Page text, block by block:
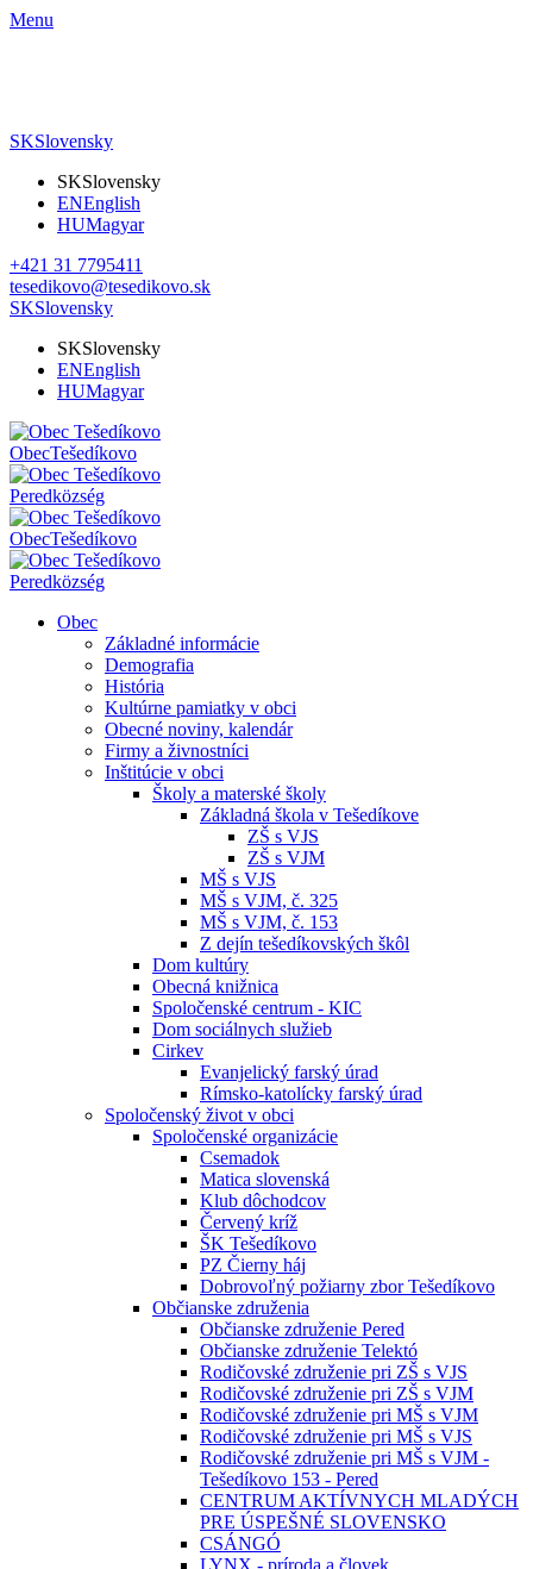
Menu
SKSlovensky
SKSlovensky
ENEnglish
HUMagyar
+421 31 7795411
tesedikovo@tesedikovo.sk
SKSlovensky
SKSlovensky
ENEnglish
HUMagyar
ObecTešedíkovo
Peredközség
ObecTešedíkovo
Peredközség
Obec
Základné informácie
Demografia
História
Kultúrne pamiatky v obci
Obecné noviny, kalendár
Firmy a živnostníci
Inštitúcie v obci
Školy a materské školy
Základná škola v Tešedíkove
ZŠ s VJS
ZŠ s VJM
MŠ s VJS
MŠ s VJM, č. 325
MŠ s VJM, č. 153
Z dejín tešedíkovských škôl
Dom kultúry
Obecná knižnica
Spoločenské centrum - KIC
Dom sociálnych služieb
Cirkev
Evanjelický farský úrad
Rímsko-katolícky farský úrad
Spoločenský život v obci
Spoločenské organizácie
Csemadok
Matica slovenská
Klub dôchodcov
Červený kríž
ŠK Tešedíkovo
PZ Čierny háj
Dobrovoľný požiarny zbor Tešedíkovo
Občianske združenia
Občianske združenie Pered
Občianske združenie Telektó
Rodičovské združenie pri ZŠ s VJS
Rodičovské združenie pri ZŠ s VJM
Rodičovské združenie pri MŠ s VJM
Rodičovské združenie pri MŠ s VJS
Rodičovské združenie pri MŠ s VJM -
Tešedíkovo 153 - Pered
CENTRUM AKTÍVNYCH MLADÝCH
PRE ÚSPEŠNÉ SLOVENSKO
CSÁNGÓ
LYNX - príroda a človek